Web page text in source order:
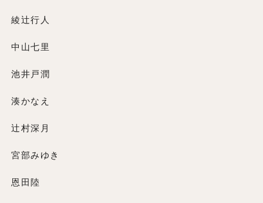
綾辻行人
中山七里
池井戸潤
湊かなえ
辻村深月
宮部みゆき
恩田陸